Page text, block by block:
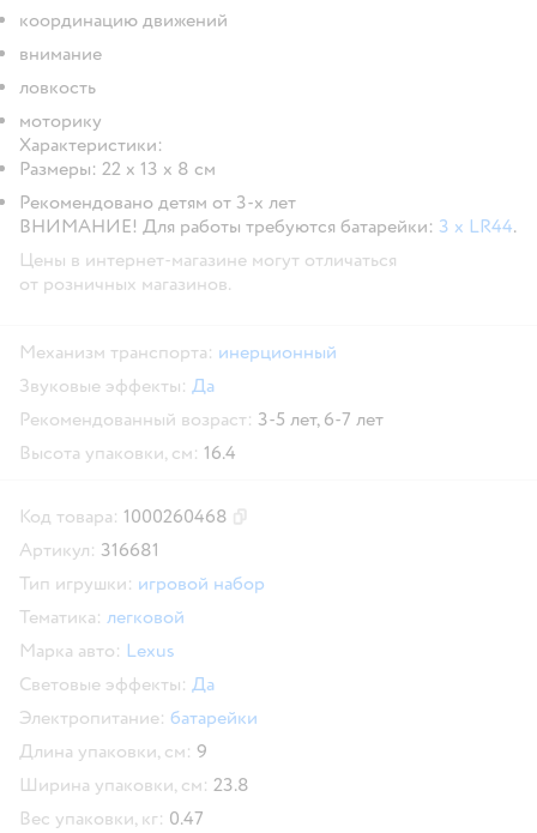
координацию движений
внимание
ловкость
моторику
Характеристики:
Размеры: 22 х 13 х 8 см
Рекомендовано детям от 3-х лет
ВНИМАНИЕ! Для работы требуются батарейки: 3 x LR44.
Цены в интернет-магазине могут отличаться
от розничных магазинов.
Механизм транспорта: инерционный
Звуковые эффекты: Да
Рекомендованный возраст: 3-5 лет, 6-7 лет
Высота упаковки, см: 16.4
Код товара: 1000260468
Артикул: 316681
Тип игрушки: игровой набор
Тематика: легковой
Марка авто: Lexus
Световые эффекты: Да
Электропитание: батарейки
Длина упаковки, см: 9
Ширина упаковки, см: 23.8
Вес упаковки, кг: 0.47